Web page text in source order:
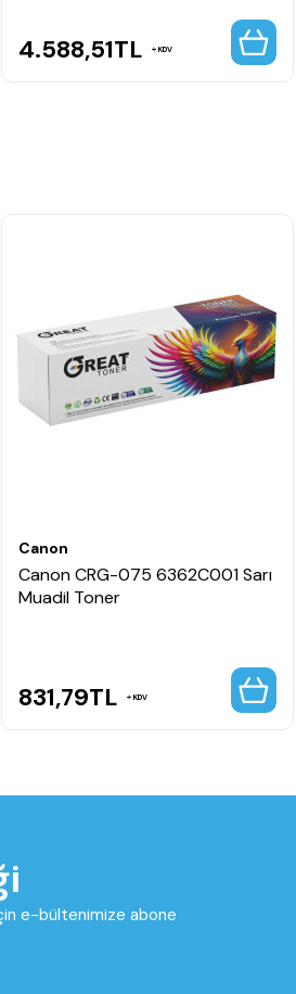
4.588,51TL KDV
Canon
Canon CRG-075 6362C001 Sarı
Muadil Toner
831,79TL KDV
e-bültenimize abone